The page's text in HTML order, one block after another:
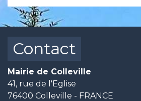
Contact
Mairie de Colleville
41, rue de l'Eglise
76400 Colleville - FRANCE